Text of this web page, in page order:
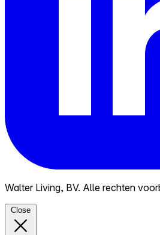
Walter Living, BV. Alle rechten
Close